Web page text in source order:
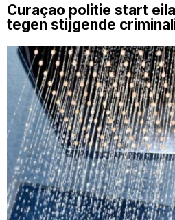
Curaçao politie start
tegen stijgende